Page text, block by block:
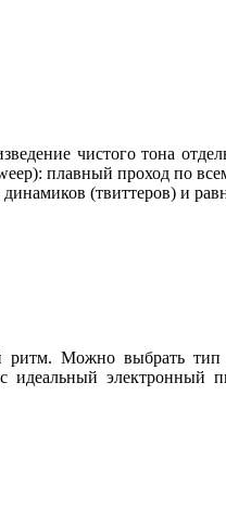
чистого тона
плавный проход по
(твиттеров) и
Можно выбрать тип
идеальный